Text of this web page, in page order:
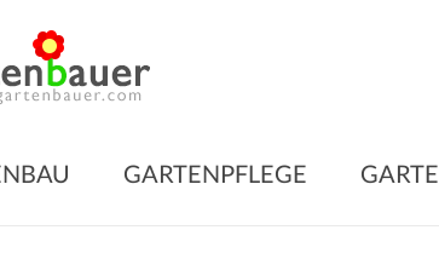
Garten
GARTENPFLEGE